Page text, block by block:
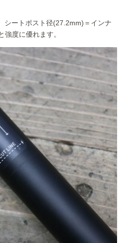
シートポスト径(27.2mm)＝インナ
強度に優れます。